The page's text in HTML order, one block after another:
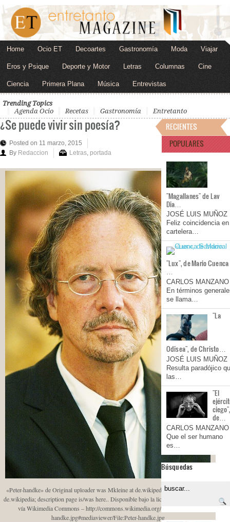
Home Ocio ET Decoartes Gastronomía Moda Viajar
Eros y Psique Deporte y Motor Letras Columnas Cine
Ciencia Primera Plana Música Entrevistas
Trending Topics
Agenda Ocio
Recetas Gastronomía Entretanto
¿Se puede vivir sin poesía?
Posted on 11 marzo, 2015
By Redaccion Letras portada
«Peter-handke» de Original uploader was Mkleine at de.wikipedia – Originally from
de.wikipedia; description page is/was here.. Disponible bajo la licencia CC BY-SA 3.0
vía Wikimedia Commons – http://commons.wikimedia.org/wiki/File:Peter-
handke.jpg#mediaviewer/File:Peter-handke.jpg
RECIENTES
POPULARES
"Magallanes" de Lav
Dia…
JOSÉ LUIS MUÑOZ
Feliz coincidencia en
cartelera…
"Lux", de Mario Cuenca
…
CARLOS MANZANO
En términos
se llama…
"La
Odisea", de Christo…
JOSÉ LUIS MUÑOZ
Resulta paradójico
las…
"El
de…
CARLOS MANZANO
Que el ser humano
es…
Búsquedas